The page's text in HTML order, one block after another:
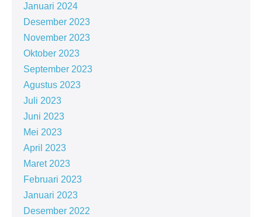
Januari 2024
Desember 2023
November 2023
Oktober 2023
September 2023
Agustus 2023
Juli 2023
Juni 2023
Mei 2023
April 2023
Maret 2023
Februari 2023
Januari 2023
Desember 2022